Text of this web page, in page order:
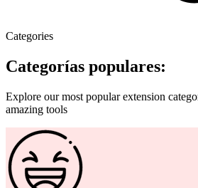
Categories
Categorías populares:
Explore our most popular extension
amazing tools